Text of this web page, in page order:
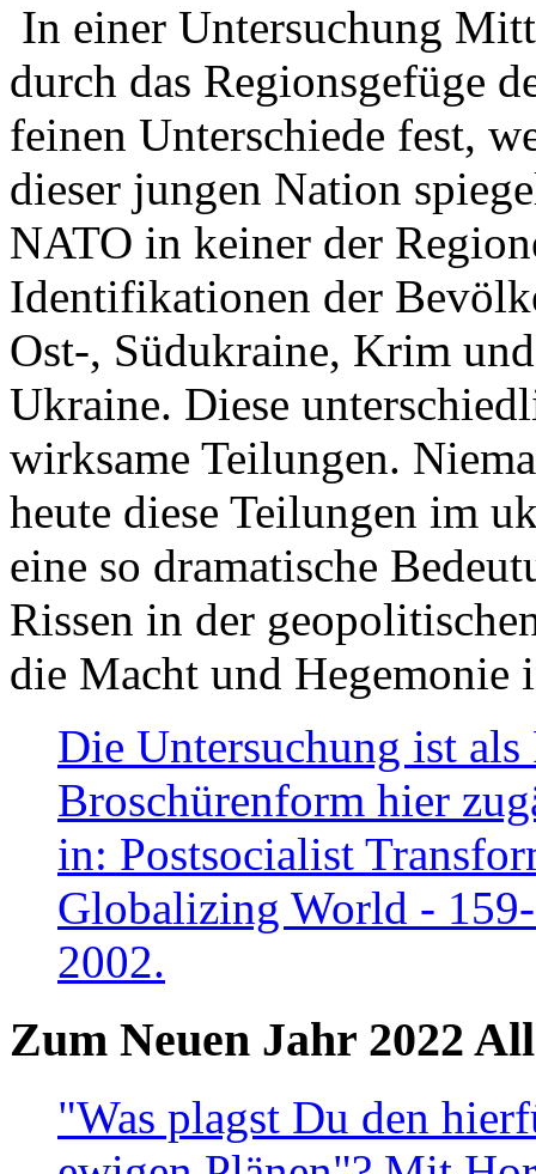
In einer Untersuchung
durch das Regionsgefüge
feinen Unterschiede fest,
dieser jungen Nation
NATO in keiner der
Identifikationen der
Ost-, Südukraine, Krim
Ukraine. Diese
wirksame Teilungen.
heute diese Teilungen im
eine so dramatische
Rissen in der
die Macht und Hegemonie
Die Untersuchung ist
Broschürenform hier
in: Postsocialist
Globalizing World -
2002.
Zum Neuen Jahr 2022
"Was plagst Du den